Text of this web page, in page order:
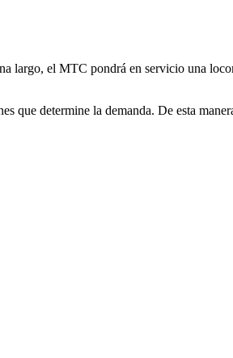
largo, el MTC pondrá en servicio una
que determine la demanda. De esta